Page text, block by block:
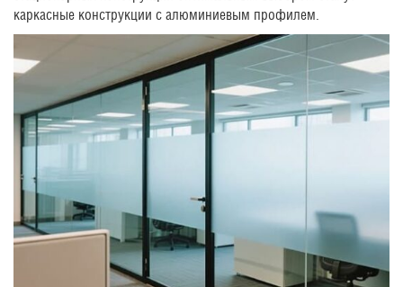
каркасные конструкции с алюминиевым профилем.